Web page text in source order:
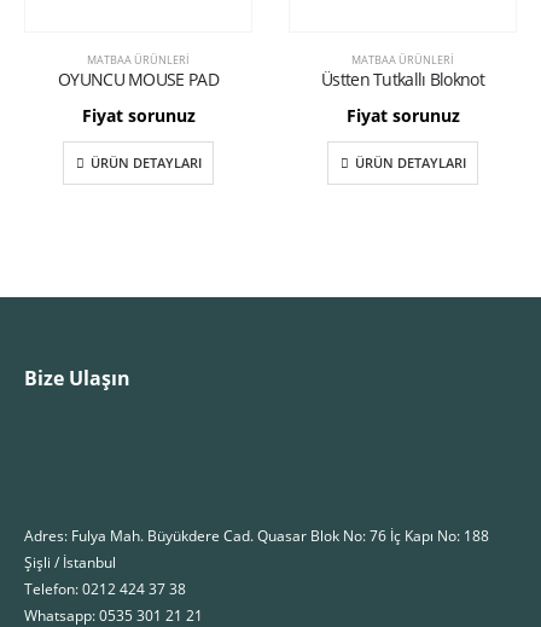
MATBAA ÜRÜNLERI
OYUNCU MOUSE PAD
Fiyat sorunuz
ÜRÜN DETAYLARI
MATBAA ÜRÜNLERI
Üstten Tutkallı Bloknot
Fiyat sorunuz
ÜRÜN DETAYLARI
Bize Ulaşın
Adres: Fulya Mah. Büyükdere Cad. Quasar Blok No: 76 İç Kapı No: 188
Şişli / İstanbul
Telefon: 0212 424 37 38
Whatsapp: 0535 301 21 21